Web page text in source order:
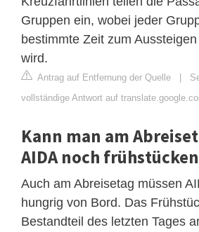
Gruppen ein, wobei jeder
bestimmte Zeit zum
wird.
Antrag auf Entfernung der Quelle |
vollständige Antwort auf
Kann man am
AIDA noch
Auch am Abreisetag müssen
hungrig von Bord. Das
Bestandteil des letzten Tages